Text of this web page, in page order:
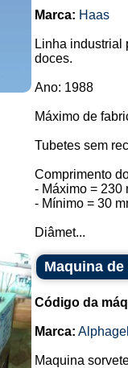
Marca: Haas
Linha industrial
doces.
Ano: 1988
Máximo de
Tubetes sem
Comprimento
- Máximo = 230
- Mínimo = 30
Diâmet...
Maquina
Código da
Marca:
Maquina